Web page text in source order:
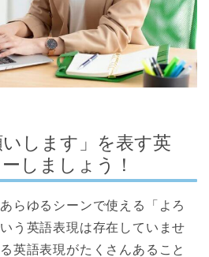
いします」を表す英
しましょう！
らゆるシーンで使える「よろ
う英語表現は存在していませ
英語表現がたくさんあること